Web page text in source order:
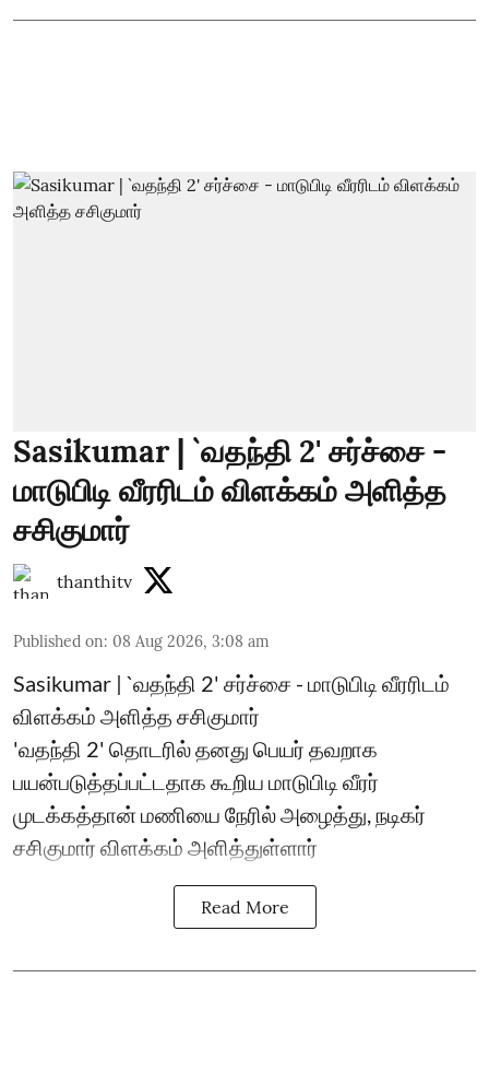
Sasikumar | `வதந்தி 2' சர்ச்சை -
மாடுபிடி வீரரிடம் விளக்கம் அளித்த
சசிகுமார்
thanthitv
Published on: 08 Aug 2026, 3:08 am
Sasikumar | `வதந்தி 2' சர்ச்சை - மாடுபிடி வீரரிடம்
விளக்கம் அளித்த சசிகுமார்
'வதந்தி 2' தொடரில் தனது பெயர் தவறாக
பயன்படுத்தப்பட்டதாக கூறிய மாடுபிடி வீரர்
முடக்கத்தான் மணியை நேரில் அழைத்து, நடிகர்
சசிகுமார் விளக்கம் அளித்துள்ளார்
Read More